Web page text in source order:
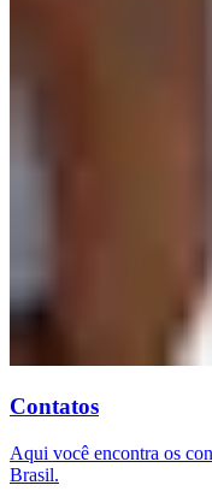
Contatos
Aqui você encontra os
Brasil.